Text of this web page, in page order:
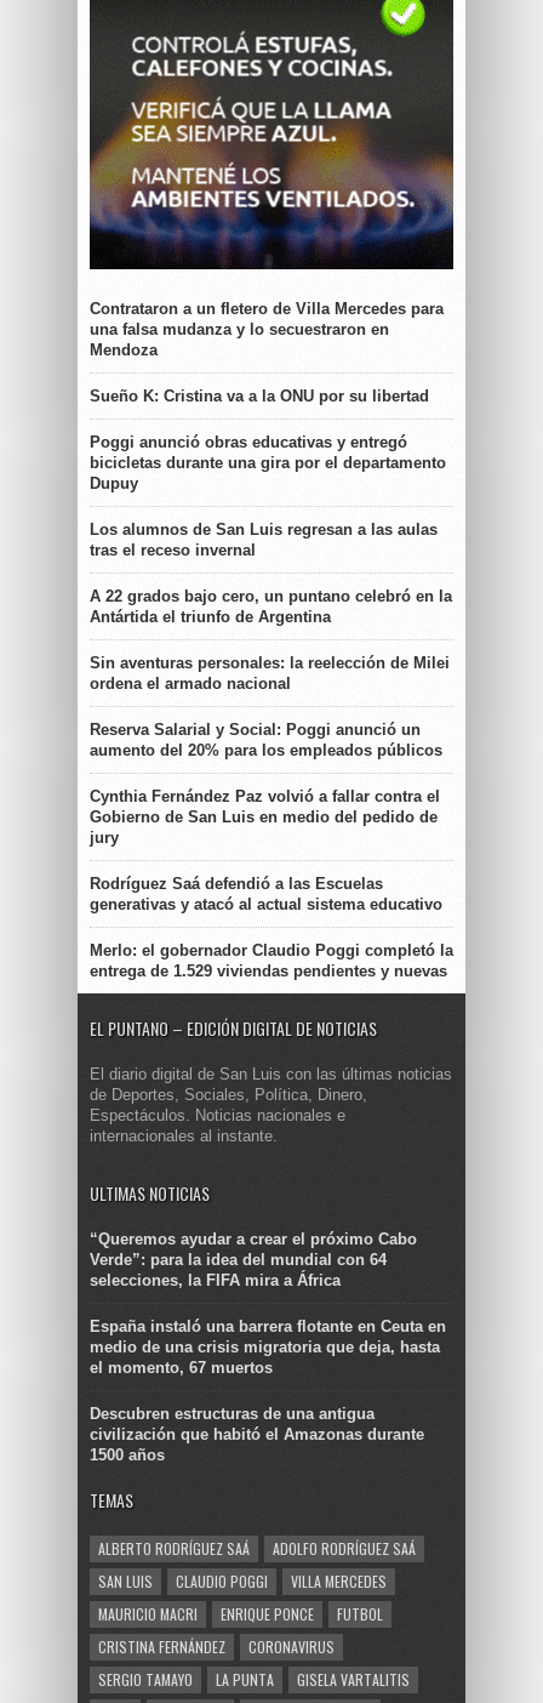
Contrataron a un fletero de Villa Mercedes para
una falsa mudanza y lo secuestraron en
Mendoza
Sueño K: Cristina va a la ONU por su libertad
Poggi anunció obras educativas y entregó
bicicletas durante una gira por el departamento
Dupuy
Los alumnos de San Luis regresan a las aulas
tras el receso invernal
A 22 grados bajo cero, un puntano celebró en la
Antártida el triunfo de Argentina
Sin aventuras personales: la reelección de Milei
ordena el armado nacional
Reserva Salarial y Social: Poggi anunció un
aumento del 20% para los empleados públicos
Cynthia Fernández Paz volvió a fallar contra el
Gobierno de San Luis en medio del pedido de
jury
Rodríguez Saá defendió a las Escuelas
generativas y atacó al actual sistema educativo
Merlo: el gobernador Claudio Poggi completó la
entrega de 1.529 viviendas pendientes y nuevas
EL PUNTANO – EDICIÓN DIGITAL DE NOTICIAS
El diario digital de San Luis con las últimas noticias
de Deportes, Sociales, Política, Dinero,
Espectáculos. Noticias nacionales e
internacionales al instante.
ULTIMAS NOTICIAS
“Queremos ayudar a crear el próximo Cabo
Verde”: para la idea del mundial con 64
selecciones, la FIFA mira a África
España instaló una barrera flotante en Ceuta en
medio de una crisis migratoria que deja, hasta
el momento, 67 muertos
Descubren estructuras de una antigua
civilización que habitó el Amazonas durante
1500 años
TEMAS
ALBERTO RODRÍGUEZ SAÁ
ADOLFO RODRÍGUEZ SAÁ
SAN LUIS
CLAUDIO POGGI
VILLA MERCEDES
MAURICIO MACRI
ENRIQUE PONCE
FUTBOL
CRISTINA FERNÁNDEZ
CORONAVIRUS
SERGIO TAMAYO
LA PUNTA
GISELA VARTALITIS